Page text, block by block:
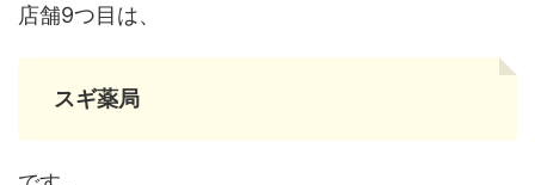
店舗9つ目は、
スギ薬局